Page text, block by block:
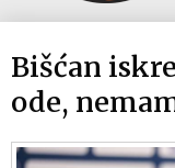
Bišćan
ode,